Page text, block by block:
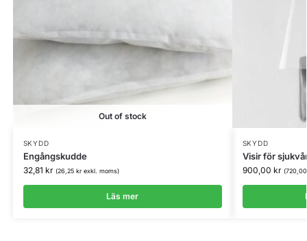
Out of stock
SKYDD
Engångskudde
32,81 kr (26,25 krexkl. moms)
Läs mer
SKYDD
Visir för
900,00 kr (